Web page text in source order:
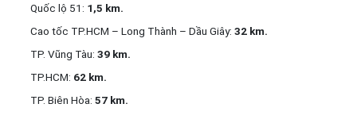
Quốc lộ 51: 1,5 km.
Cao tốc TP.HCM – Long Thành – Dầu Giây: 32 km.
TP. Vũng Tàu: 39 km.
TP.HCM: 62 km.
TP. Biên Hòa: 57 km.